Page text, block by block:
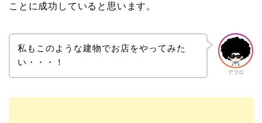
ことに成功していると思います。
アフロ
私もこのような建物でお店をやってみた
い・・・！